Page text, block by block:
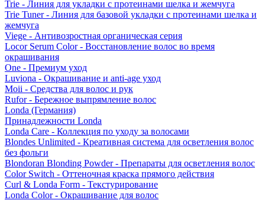
Trie - Линия для укладки с протеинами шелка и жемчуга
Trie Tuner - Линия для базовой укладки с протеинами шелка и
жемчуга
Viege - Антивозростная органическая серия
Locor Serum Color - Восстановление волос во время
окрашивания
One - Премиум уход
Luviona - Окрашивание и anti-age уход
Moii - Средства для волос и рук
Rufor - Бережное выпрямление волос
Londa (Германия)
Принадлежности Londa
Londa Care - Коллекция по уходу за волосами
Blondes Unlimited - Креативная система для осветления волос
без фольги
Blondoran Blonding Powder - Препараты для осветления волос
Color Switch - Оттеночная краска прямого действия
Curl & Londa Form - Текстурирование
Londa Color - Окрашивание для волос